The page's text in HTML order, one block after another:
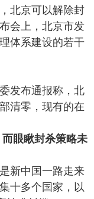
北京可以解除封
会上，北京市发
体系建设的若干
发布通报称，北
清零，现有的在
眼瞅封杀策略未
新中国一路走来
十多个国家，以